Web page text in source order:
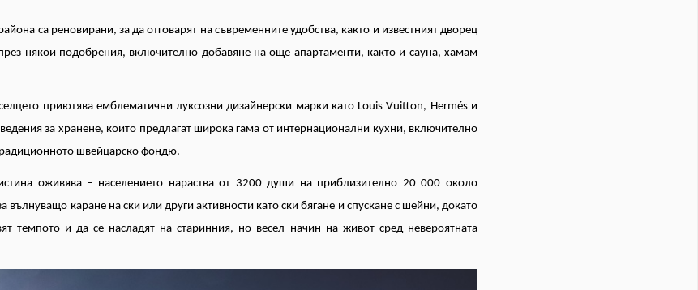
са реновирани, за да отговарят на съвременните удобства, както и известният дворец
някои подобрения, включително добавяне на още апартаменти, както и сауна, хамам
приютява емблематични луксозни дизайнерски марки като Louis Vuitton, Hermés и
за хранене, които предлагат широка гама от интернационални кухни, включително
швейцарско фондю.
оживява – населението нараства от 3200 души на приблизително 20 000 около
вълнуващо каране на ски или други активности като ски бягане и спускане с шейни, докато
темпото и да се насладят на старинния, но весел начин на живот сред невероятната